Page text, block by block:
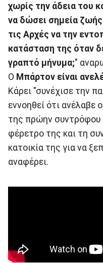
χωρίς την άδεια του
να δώσει σημεία ζωής
τις Αρχές να την
κατάσταση της όταν
γραπτό μήνυμα;"
Ο Μπάρτον είναι
Κάρει "συνέχισε την
εννοηθεί ότι ανέλαβε
της πρώην συντρόφου
φέρετρο της και τη
κατοικία της για να
αναφέρει.